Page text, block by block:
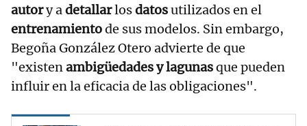
autory adetallarlosdatosutilizados en el
entrenamientode sus modelos. Sin embargo,
Begoña González Otero advierte de que
"existenambigüedades y lagunasque pueden
influir en la eficacia de las obligaciones".